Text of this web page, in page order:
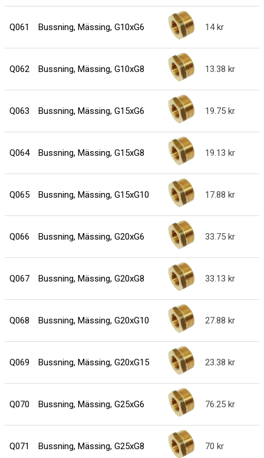
Q061 Bussning, Mässing, G10xG6 14
Q062 Bussning, Mässing, G10xG8 13.38
Q063 Bussning, Mässing, G15xG6 19.75
Q064 Bussning, Mässing, G15xG8 19.13
Q065 Bussning, Mässing, G15xG10 17.88
Q066 Bussning, Mässing, G20xG6 33.75
Q067 Bussning, Mässing, G20xG8 33.13
Q068 Bussning, Mässing, G20xG10 27.88
Q069 Bussning, Mässing, G20xG15 23.38
Q070 Bussning, Mässing, G25xG6 76.25
Q071 Bussning, Mässing, G25xG8 70